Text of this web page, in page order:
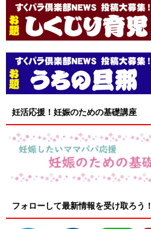
妊活応援！妊娠のための基礎講座
フォローして最新情報を受け取ろう！